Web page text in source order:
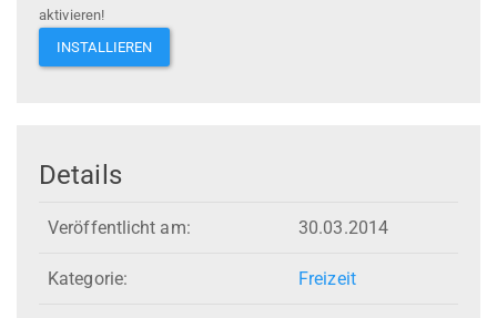
aktivieren!
INSTALLIEREN
Details
Veröffentlicht am: 30.03.2014
Kategorie: Freizeit